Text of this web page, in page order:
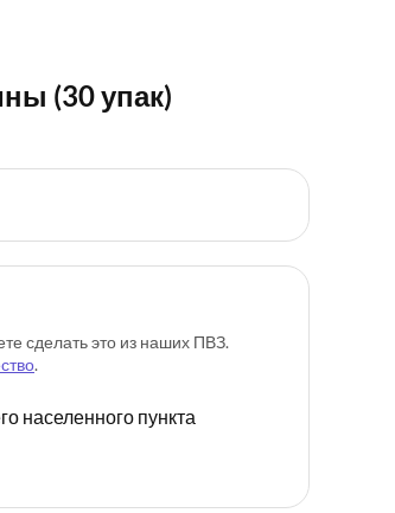
(30 упак)
сделать это из наших ПВЗ.
.
населенного пункта